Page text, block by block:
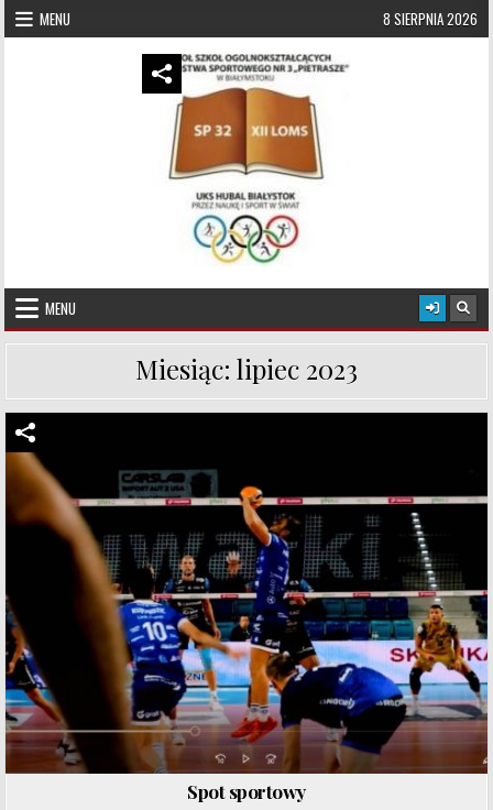
Skip to content
MENU 8 SIERPNIA 2026
UKS Hubal Białystok
MENU
Miesiąc: lipiec 2023
Spot sportowy